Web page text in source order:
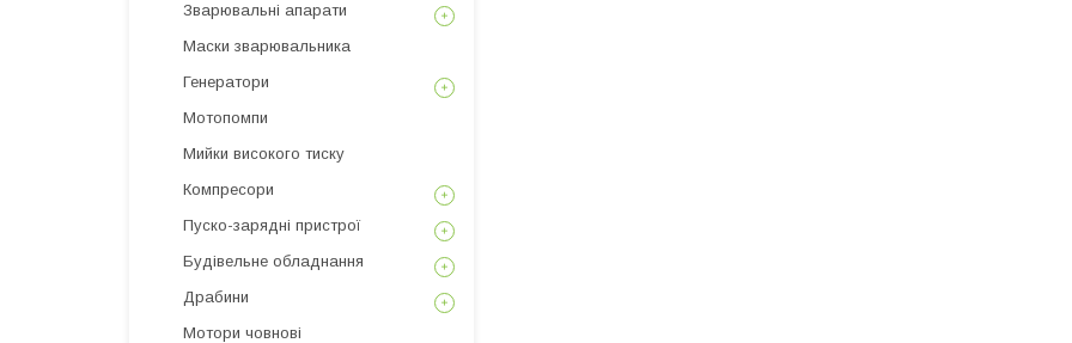
Зварювальні апарати
Маски зварювальника
Генератори
Мотопомпи
Мийки високого тиску
Компресори
Пуско-зарядні пристрої
Будівельне обладнання
Драбини
Мотори човнові